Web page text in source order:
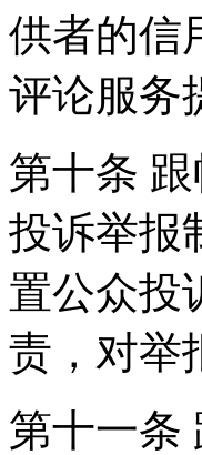
供者的信
评论服务
第十条
投诉举报
置公众投
责，对举
第十一条